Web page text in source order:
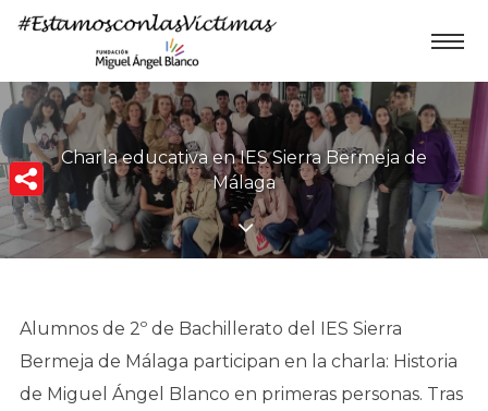
Charla educativa en IES Sierra Bermeja de
Málaga
Alumnos de 2º de Bachillerato del IES Sierra
Bermeja de Málaga participan en la charla: Historia
de Miguel Ángel Blanco en primeras personas. Tras